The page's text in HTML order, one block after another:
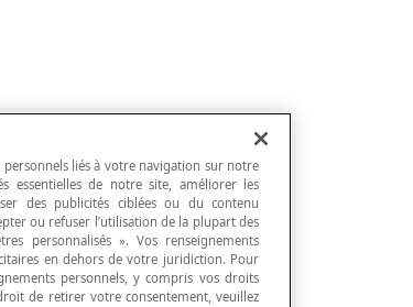
liés à votre navigation sur notre
essentielles de notre site, améliorer les
des publicités ciblées ou du contenu
ou refuser l’utilisation de la plupart des
personnalisés ». Vos renseignements
en dehors de votre juridiction. Pour
personnels, y compris vos droits
de retirer votre consentement, veuillez